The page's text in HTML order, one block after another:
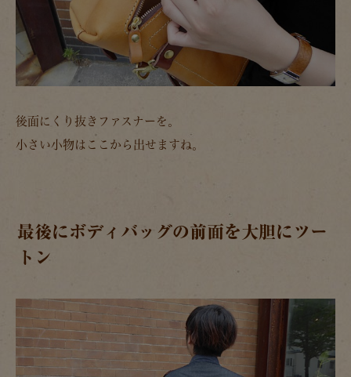
後面にくり抜きファスナーを。
小さい小物はここから出せますね。
最後にボディバッグの前面を大胆にツー
トン